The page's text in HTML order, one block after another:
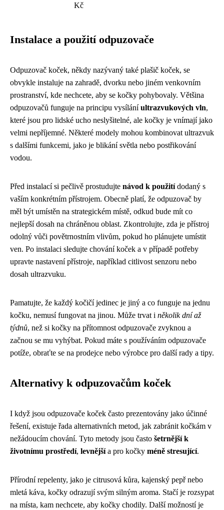
Kč
Instalace a použití odpuzovače
Odpuzovač koček, někdy nazývaný také plašič koček, se
obvykle instaluje na zahradě, dvorku nebo jiném venkovním
prostranství, kde nechcete, aby se kočky pohybovaly. Většina
odpuzovačů funguje na principu vysíláníultrazvukových vln,
které jsou pro lidské ucho neslyšitelné, ale kočky je vnímají jako
velmi nepříjemné. Některé modely mohou kombinovat ultrazvuk
s dalšími funkcemi, jako je blikání světla nebo postřikování
vodou.
Před instalací si pečlivě prostudujte návod k použitídodaný s
vaším konkrétním přístrojem. Obecně platí, že odpuzovač by
měl být umístěn na strategickém místě, odkud bude mít co
nejlepší dosah na chráněnou oblast. Zkontrolujte, zda je přístroj
odolný vůči povětrnostním vlivům, pokud ho plánujete umístit
ven. Po instalaci sledujte chování koček a v případě potřeby
upravte nastavení přístroje, například citlivost senzoru nebo
dosah ultrazvuku.
Pamatujte, že každý kočičí jedinec je jiný a co funguje na jednu
kočku, nemusí fungovat na jinou. Může trvat i několik dní až
týdnů, než si kočky na přítomnost odpuzovače zvyknou a
začnou se mu vyhýbat. Pokud máte s používáním odpuzovače
potíže, obraťte se na prodejce nebo výrobce pro další rady a tipy.
Alternativy k odpuzovačům koček
I když jsou odpuzovače koček často prezentovány jako účinné
řešení, existuje řada alternativních metod, jak zabránit kočkám v
nežádoucím chování. Tyto metody jsou často šetrnější k
životnímu prostředí, levnějšía pro kočky méně stresující.
Přírodní repelenty, jako je citrusová kůra, kajenský pepř nebo
mletá káva, kočky odrazují svým silným aroma. Stačí je rozsypat
na místa, kam nechcete, aby kočky chodily. Další možností je